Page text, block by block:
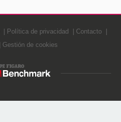
Política de privacidad
Contacto
Gestión de cookies